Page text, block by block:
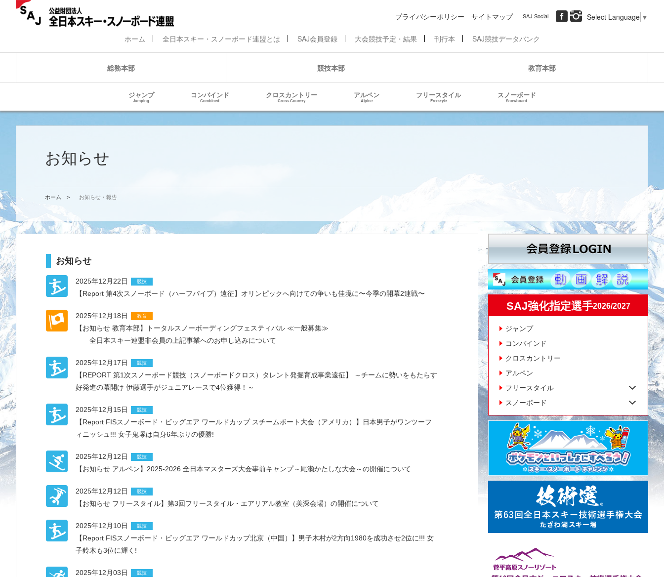
プライバシーポリシー サイトマップ SAJ Social Select Language ▼
ホーム 全日本スキー・スノーボード連盟とは SAJ会員登録 大会競技予定・結果 刊行本 SAJ競技データバンク
総務本部 競技本部 教育本部
ジャンプ
Jumping
コンバインド
Combined
クロスカントリー
Cross-Country
アルペン
Alpine
フリースタイル
Freestyle
スノーボード
Snowboard
お知らせ
ホーム > お知らせ・報告
お知らせ
2025年12月22日 競技
【Report 第4次スノーボード（ハーフパイプ）遠征】オリンピックへ向けての争いも佳境に〜今季の開幕2連戦〜
2025年12月18日 教育
【お知らせ 教育本部】トータルスノーボーディングフェスティバル ≪一般募集≫
全日本スキー連盟非会員の上記事業へのお申し込みについて
2025年12月17日 競技
【REPORT 第1次スノーボード競技（スノーボードクロス）タレント発掘育成事業遠征】 ～チームに勢いをもたらす
好発進の幕開け 伊藤選手がジュニアレースで4位獲得！～
2025年12月15日 競技
【Report FISスノーボード・ビッグエア ワールドカップ スチームボート大会（アメリカ）】日本男子がワンツーフ
ィニッシュ!!! 女子鬼塚は自身6年ぶりの優勝!
2025年12月12日 競技
【お知らせ アルペン】2025-2026 全日本マスターズ大会事前キャンプ～尾瀬かたしな大会～の開催について
2025年12月12日 競技
【お知らせ フリースタイル】第3回フリースタイル・エアリアル教室（美深会場）の開催について
2025年12月10日 競技
【Report FISスノーボード・ビッグエア ワールドカップ北京（中国）】男子木村が2方向1980を成功させ2位に!!! 女
子鈴木も3位に輝く!
2025年12月03日 競技
SAJ強化指定選手2026/2027
ジャンプ
コンバインド
クロスカントリー
アルペン
フリースタイル
スノーボード